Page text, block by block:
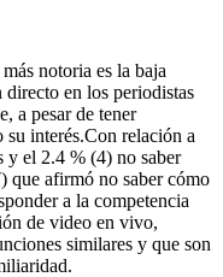
notoria es la baja
directo en los periodistas
a pesar de tener
interés.Con relación a
y el 2.4 % (4) no saber
que afirmó no saber cómo
a la competencia
de video en vivo,
similares y que son